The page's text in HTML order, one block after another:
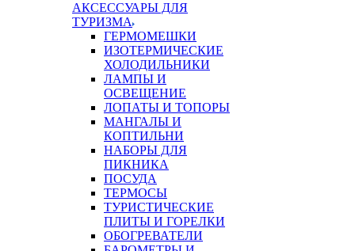
АКСЕССУАРЫ ДЛЯ
ТУРИЗМА
ГЕРМОМЕШКИ
ИЗОТЕРМИЧЕСКИЕ
ХОЛОДИЛЬНИКИ
ЛАМПЫ И
ОСВЕЩЕНИЕ
ЛОПАТЫ И ТОПОРЫ
МАНГАЛЫ И
КОПТИЛЬНИ
НАБОРЫ ДЛЯ
ПИКНИКА
ПОСУДА
ТЕРМОСЫ
ТУРИСТИЧЕСКИЕ
ПЛИТЫ И ГОРЕЛКИ
ОБОГРЕВАТЕЛИ